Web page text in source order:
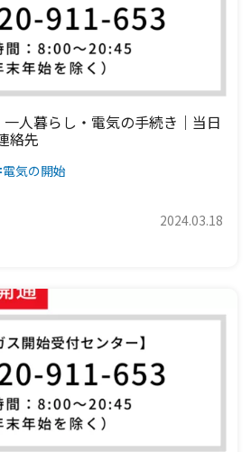
一人暮らし・電気の手続き｜当日
絡先
電気の開始
2024.03.18